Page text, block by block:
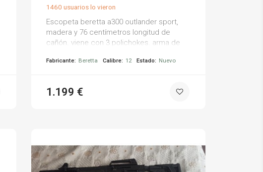
1460 usuarios lo vieron
Escopeta beretta a300 outlander sport,
madera y 76 centímetros longitud de
cañón. viene con 3 polichokes. arma de
Fabricante: Beretta Calibre: 12 Estado: Nuevo
1.199 €